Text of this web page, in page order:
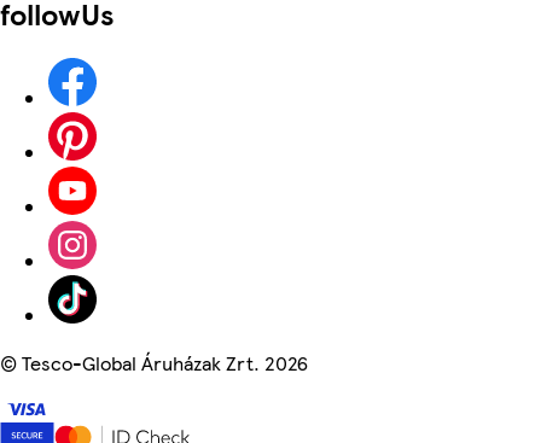
followUs
©Tesco-Global Áruházak Zrt. 2026